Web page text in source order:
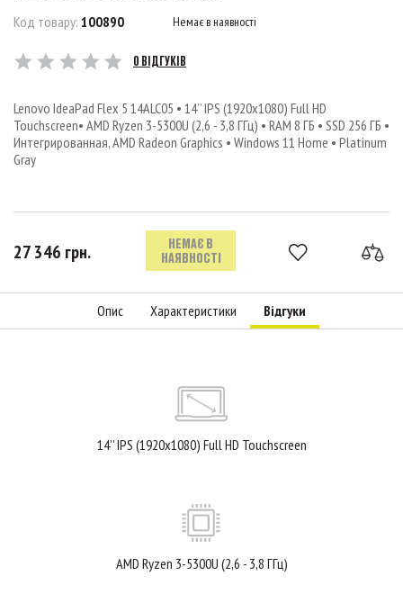
Код товару: 100890 Немає в наявності
0 ВІДГУКІВ
Lenovo IdeaPad Flex 5 14ALC05 • 14’’ IPS (1920x1080) Full HD
Touchscreen• AMD Ryzen 3-5300U (2,6 - 3,8 ГГц) • RAM 8 ГБ • SSD 256 ГБ •
Интегрированная, AMD Radeon Graphics • Windows 11 Home • Platinum
Gray
27 346 грн.
НЕМАЄ В
НАЯВНОСТІ
Опис Характеристики Відгуки
14’’ IPS (1920x1080) Full HD Touchscreen
AMD Ryzen 3-5300U (2,6 - 3,8 ГГц)